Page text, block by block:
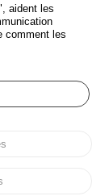
et Cookies
aident les
comment les